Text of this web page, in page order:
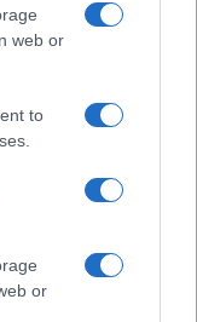
web or
to
or